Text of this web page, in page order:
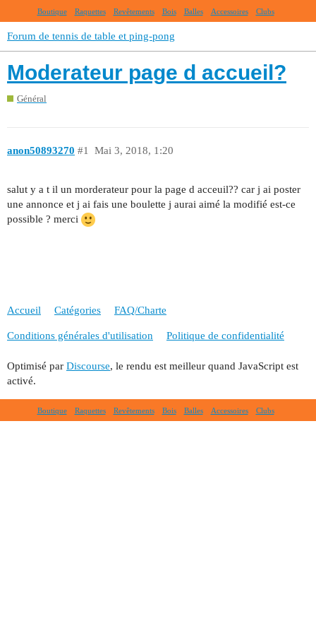
Boutique Raquettes Revêtements Bois Balles Accessoires Clubs
Forum de tennis de table et ping-pong
Moderateur page d accueil?
Général
anon50893270 Mai 3, 2018, 1:20
#1
salut y a t il un morderateur pour la page d acceuil?? car j ai poster
une annonce et j ai fais une boulette j aurai aimé la modifié est-ce
possible ? merci
Accueil Catégories FAQ/Charte
Conditions générales d'utilisation Politique de confidentialité
Optimisé par Discourse, le rendu est meilleur quand JavaScript est
activé.
Boutique Raquettes Revêtements Bois Balles Accessoires Clubs